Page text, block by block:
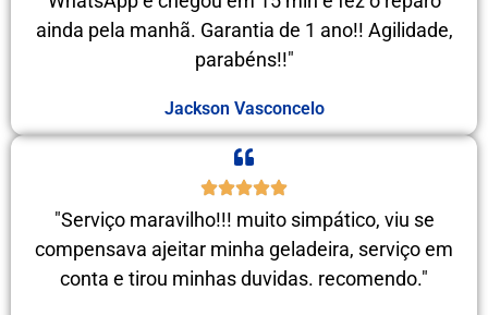
ainda pela manhã. Garantia de 1 ano!! Agilidade,
parabéns!!"
Jackson Vasconcelo
"Serviço maravilho!!! muito simpático, viu se
compensava ajeitar minha geladeira, serviço em
conta e tirou minhas duvidas. recomendo."